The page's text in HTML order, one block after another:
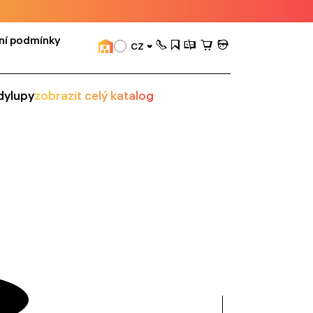
podmínky
CZ
lupyzobrazit celý katalog